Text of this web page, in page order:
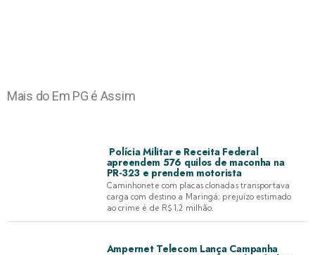
Mais do Em PG é Assim
Polícia Militar e Receita Federal
apreendem 576 quilos de maconha na
PR-323 e prendem motorista
Caminhonete com placas clonadas transportava
carga com destino a Maringá; prejuízo estimado
ao crime é de R$ 1,2 milhão.
Ampernet Telecom Lança Campanha